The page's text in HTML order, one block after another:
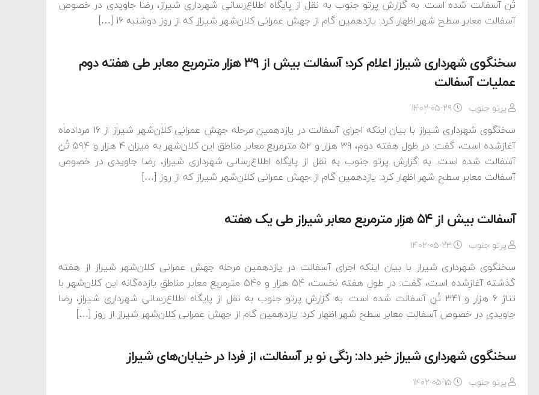
تُن آسفالت شده است. به گزارش پرتو جنوب به نقل از پایگاه اطلاع‌رسانی شهرداری شیراز، رضا جاویدی در خصوص
آسفالت معابر سطح شهر اظهار کرد: یازدهمین گام از جهش عمرانی کلان‌شهر شیراز که از روز دوشنبه ۱۶ […]
سخنگوی شهرداری شیراز اعلام کرد؛ آسفالت‌ بیش از ۳۹ هزار مترمربع معابر طی هفته دوم
عملیات آسفالت
پرتو جنوب ۱۴۰۲-۰۵-۲۹
سخنگوی شهرداری شیراز با بیان اینکه اجرای آسفالت در یازدهمین مرحله جهش عمرانی کلان‌شهر شیراز از ۱۶ مردادماه
آغازشده است، گفت: در طول هفته دوم، ۳۹ هزار و ۵۲ مترمربع معابر مناطق این کلان‌شهر به میزان ۴ هزار و ۵۹۴ تُن
آسفالت شده است. به گزارش پرتو جنوب به نقل از پایگاه اطلاع‌رسانی شهرداری شیراز، رضا جاویدی در خصوص
آسفالت معابر سطح شهر اظهار کرد: یازدهمین گام از جهش عمرانی کلان‌شهر شیراز که از روز […]
آسفالت‌ بیش از ۵۴ هزار مترمربع معابر شیراز طی یک هفته
پرتو جنوب ۱۴۰۲-۰۵-۲۳
سخنگوی شهرداری شیراز با بیان اینکه اجرای آسفالت در یازدهمین مرحله جهش عمرانی کلان‌شهر شیراز از هفته
گذشته آغازشده است، گفت: در طول هفته نخست، ۵۴ هزار و ۵۴۰ مترمربع معابر مناطق یازده‌گانه این کلان‌شهر با
تناژ ۶ هزار و ۳۴۱ تُن آسفالت شده است. به گزارش پرتو جنوب به نقل از پایگاه اطلاع‌رسانی شهرداری شیراز، رضا
جاویدی در خصوص آسفالت معابر سطح شهر اظهار کرد: یازدهمین گام از جهش عمرانی کلان‌شهر شیراز از روز […]
سخنگوی شهرداری شیراز خبر داد: رنگی نو بر آسفالت، از فردا در خیابان‌های شیراز
پرتو جنوب ۱۴۰۲-۰۵-۱۵
است
فساد و اختلاس اموال
واهی و کذب محض
نشده است
علیه ایران است
با آمریکا
دیوانگی آمریکا داریم